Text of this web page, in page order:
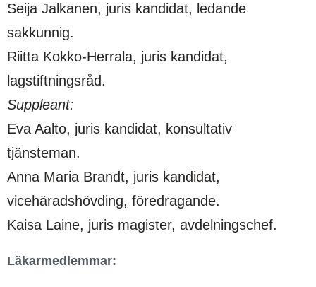
Seija Jalkanen, juris kandidat, ledande
sakkunnig.
Riitta Kokko-Herrala, juris kandidat,
lagstiftningsråd.
Suppleant:
Eva Aalto, juris kandidat, konsultativ
tjänsteman.
Anna Maria Brandt, juris kandidat,
vicehäradshövding, föredragande.
Kaisa Laine, juris magister, avdelningschef.
Läkarmedlemmar: